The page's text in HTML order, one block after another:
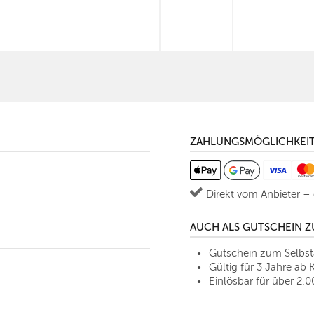
Direkt vom Anbieter –
AUCH ALS GUTSCHEIN
Gutschein zum
Gültig für 3 Jahre ab
Einlösbar für über